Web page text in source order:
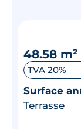
48.58 m²
TVA 20%
Surface
Terrasse